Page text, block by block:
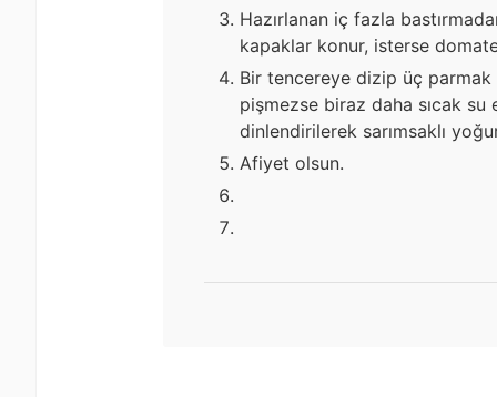
Hazırlanan iç fazla
kapaklar konur, isterse
Bir tencereye dizip üç parmak
pişmezse biraz daha sıcak su
dinlendirilerek sarımsaklı
Afiyet olsun.